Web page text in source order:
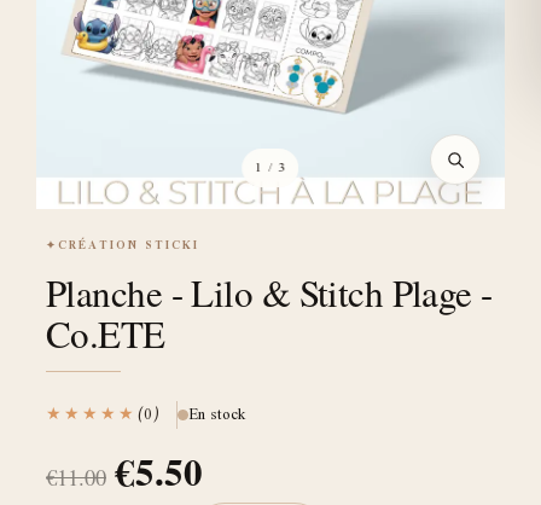
1 / 3
✦CRÉATION STICKI
Planche - Lilo & Stitch Plage -
Co.ETE
★★★★★(0) En stock
€11.00 €5.50